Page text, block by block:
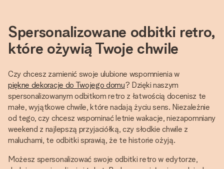
Spersonalizowane odbitki retro,
które ożywią Twoje chwile
Czy chcesz zamienić swoje ulubione wspomnienia w
piękne dekoracje do Twojego domu? Dzięki naszym
spersonalizowanym odbitkom retro z łatwością docenisz te
małe, wyjątkowe chwile, które nadają życiu sens. Niezależnie
od tego, czy chcesz wspominać letnie wakacje, niezapomniany
weekend z najlepszą przyjaciółką, czy słodkie chwile z
maluchami, te odbitki sprawią, że te historie ożyją.
Możesz spersonalizować swoje odbitki retro w edytorze,